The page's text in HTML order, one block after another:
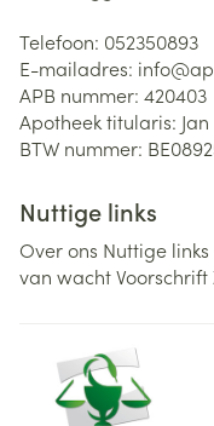
Telefoon: 052350893
E-mailadres: info@
APB nummer: 420403
Apotheek titularis:
BTW nummer:
Nuttige links
Over ons Nuttige links
van wachtVoorschrift